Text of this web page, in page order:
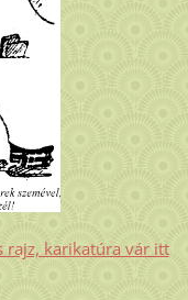
rajz, karikatúra vár itt